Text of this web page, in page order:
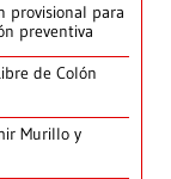
provisional para
preventiva
de Colón
Murillo y